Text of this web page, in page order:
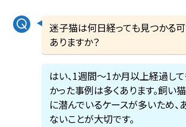
迷子猫は何日経っても見つかる
ありますか？
はい、1週間〜1か月以上経過し
かった事例は多くあります。飼い
に潜んでいるケースが多いため、
ないことが大切です。